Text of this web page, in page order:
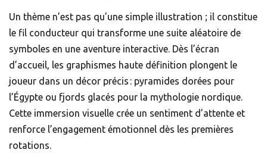
Un thème n’est pas qu’une simple illustration ; il constitue
le fil conducteur qui transforme une suite aléatoire de
symboles en une aventure interactive. Dès l’écran
d’accueil, les graphismes haute définition plongent le
joueur dans un décor précis : pyramides dorées pour
l’Égypte ou fjords glacés pour la mythologie nordique.
Cette immersion visuelle crée un sentiment d’attente et
renforce l’engagement émotionnel dès les premières
rotations.